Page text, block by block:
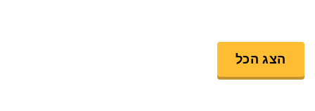
הצג הכל